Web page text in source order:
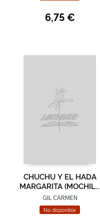
6,75 €
CHUCHU Y EL HADA
MARGARITA (MOCHILA
LIBRO + MASCOTA)
GIL CARMEN
No disponible